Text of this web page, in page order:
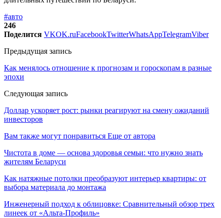
#авто
246
Поделится VKOK.ruFacebookTwitterWhatsAppTelegramViber
Предыдущая запись
Как менялось отношение к прогнозам и гороскопам в разные
эпохи
Следующая запись
Доллар ускоряет рост: рынки реагируют на смену ожиданий
инвесторов
Вам также могут понравиться Еще от автора
Чистота в доме — основа здоровья семьи: что нужно знать
жителям Беларуси
Как натяжные потолки преобразуют интерьер квартиры: от
выбора материала до монтажа
Инженерный подход к облицовке: Сравнительный обзор трех
линеек от «Альта-Профиль»